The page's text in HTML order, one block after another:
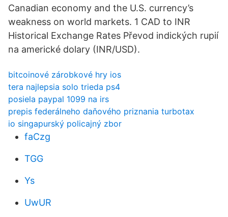
Canadian economy and the U.S. currency’s
weakness on world markets. 1 CAD to INR
Historical Exchange Rates Převod indických rupií
na americké dolary (INR/USD).
bitcoinové zárobkové hry ios
tera najlepsia solo trieda ps4
posiela paypal 1099 na irs
prepis federálneho daňového priznania turbotax
io singapurský policajný zbor
faCzg
TGG
Ys
UwUR